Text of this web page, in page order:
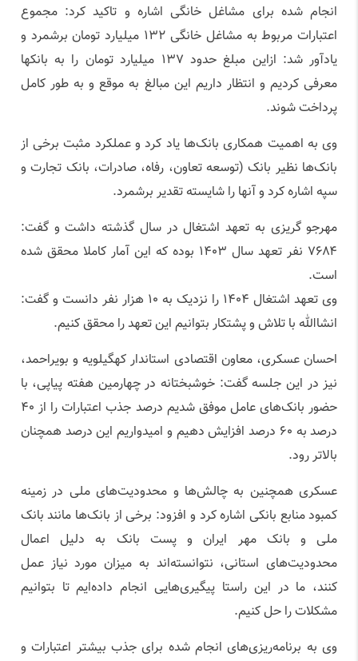
انجام شده برای مشاغل خانگی اشاره و تاکید کرد: مجموع
اعتبارات مربوط به مشاغل خانگی ۱۳۲ میلیارد تومان برشمرد و
یادآور شد: ازاین مبلغ حدود ۱۳۷ میلیارد تومان را به بانکها
معرفی کردیم و انتظار داریم این مبالغ به موقع و به طور کامل
پرداخت شوند.
وی به اهمیت همکاری بانک‌ها یاد کرد و عملکرد مثبت برخی از
بانک‌ها نظیر بانک (توسعه تعاون، رفاه، صادرات، بانک تجارت و
سپه اشاره کرد و آنها را شایسته تقدیر برشمرد.
مهرجو گریزی به تعهد اشتغال در سال گذشته داشت و گفت:
۷۶۸۴ نفر تعهد سال ۱۴۰۳ بوده که این آمار کاملا محقق شده
است.
وی تعهد اشتغال ۱۴۰۴ را نزدیک به ۱۰ هزار نفر دانست و گفت:
انشاالله با تلاش و پشتکار بتوانیم این تعهد را محقق کنیم.
احسان عسکری، معاون اقتصادی استاندار کهگیلویه و بویراحمد،
نیز در این جلسه گفت: خوشبختانه در چهارمین هفته پیاپی، با
حضور بانک‌های عامل موفق شدیم درصد جذب اعتبارات را از ۴۰
درصد به ۶۰ درصد افزایش دهیم و امیدواریم این درصد همچنان
بالاتر رود.
عسکری همچنین به چالش‌ها و محدودیت‌های ملی در زمینه
کمبود منابع بانکی اشاره کرد و افزود: برخی از بانک‌ها مانند بانک
ملی و بانک مهر ایران و پست بانک به دلیل اعمال
محدودیت‌های استانی، نتوانسته‌اند به میزان مورد نیاز عمل
کنند، ما در این راستا پیگیری‌هایی انجام داده‌ایم تا بتوانیم
مشکلات را حل کنیم.
وی به برنامه‌ریزی‌های انجام شده برای جذب بیشتر اعتبارات و